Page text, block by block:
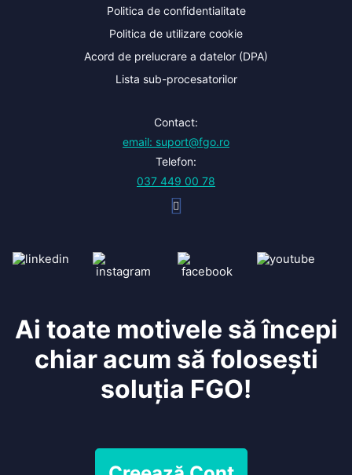
Politica de confidentialitate
Politica de utilizare cookie
Acord de prelucrare a datelor (DPA)
Lista sub-procesatorilor
Contact:
email: suport@fgo.ro
Telefon:
037 449 00 78
Ai toate motivele să începi
chiar acum să folosești
soluția FGO!